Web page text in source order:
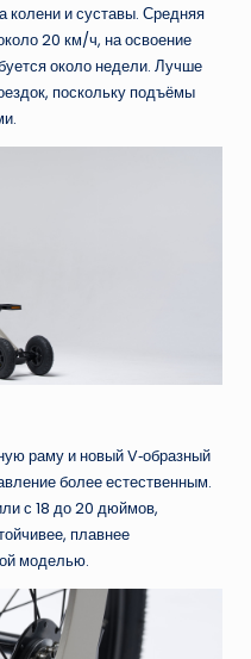
колени и суставы. Средняя
20 км/ч, на освоение
около недели. Лучше
поскольку подъёмы
раму и новый V‑образный
более естественным.
с 18 до 20 дюймов,
плавнее
моделью.